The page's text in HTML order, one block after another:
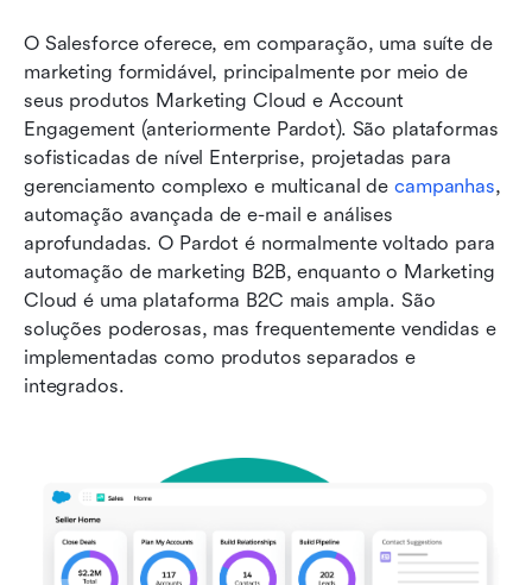
O Salesforce oferece, em comparação, uma suíte de
marketing formidável, principalmente por meio de
seus produtos Marketing Cloud e Account
Engagement (anteriormente Pardot). São plataformas
sofisticadas de nível Enterprise, projetadas para
gerenciamento complexo e multicanal de campanhas,
automação avançada de e-mail e análises
aprofundadas. O Pardot é normalmente voltado para
automação de marketing B2B, enquanto o Marketing
Cloud é uma plataforma B2C mais ampla. São
soluções poderosas, mas frequentemente vendidas e
implementadas como produtos separados e
integrados.